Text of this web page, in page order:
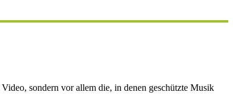
sondern vor allem die, in denen geschützte Musik